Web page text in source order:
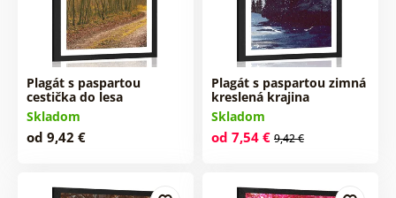
Plagát s paspartou
cestička do lesa
Skladom
od 9,42 €
Plagát s paspartou zimná
kreslená krajina
Skladom
od 7,54 € 9,42 €